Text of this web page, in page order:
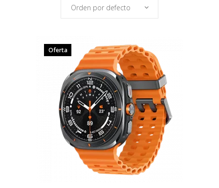
Orden por defecto
Oferta